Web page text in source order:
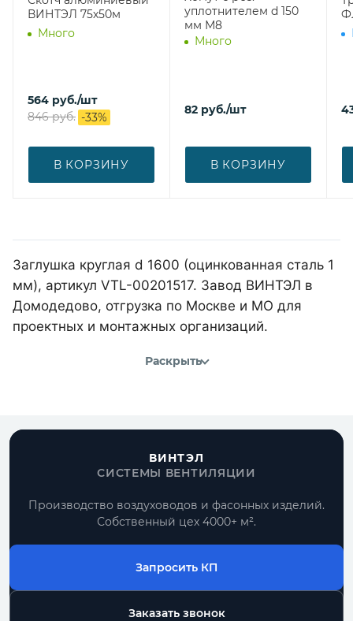
ВИНТЭЛ 75х50м
Много
564 руб./шт
846руб. -33%
В КОРЗИНУ
уплотнителем d 150
мм М8
Много
82 руб./шт
В КОРЗИНУ
Заглушка круглая d 1600 (оцинкованная сталь 1
мм), артикул VTL-00201517. Завод ВИНТЭЛ в
Домодедово, отгрузка по Москве и МО для
проектных и монтажных организаций.
Раскрыть
ВИНТЭЛ
СИСТЕМЫ ВЕНТИЛЯЦИИ
Производство воздуховодов и фасонных изделий.
Собственный цех 4000+ м².
Запросить КП
Заказать звонок